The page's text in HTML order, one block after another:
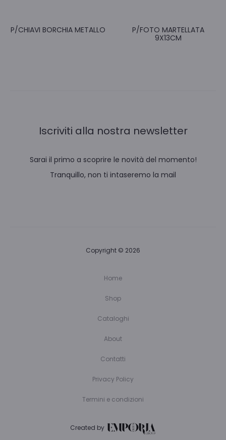
P/CHIAVI BORCHIA METALLO
P/FOTO MARTELLATA
9X13CM
Iscriviti alla nostra newsletter
Sarai il primo a scoprire le novità del momento!
Tranquillo, non ti intaseremo la mail
Copyright © 2026
Home
Shop
Cataloghi
About
Contatti
Privacy Policy
Termini e condizioni
Created by